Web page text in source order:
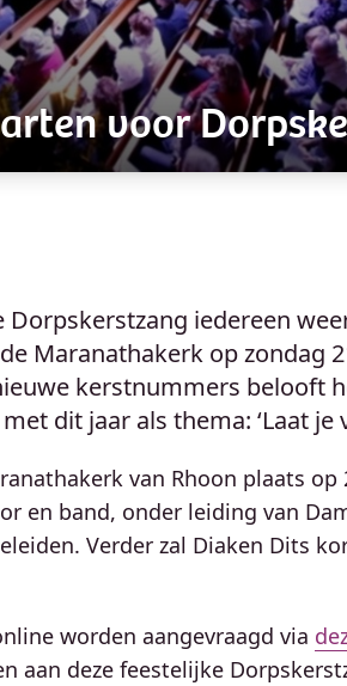
voor
iedereen
Maranathakerk op zondag
kerstnummers belooft
dit jaar als thema: ‘Laat je
van Rhoon plaats op
en band, onder leiding van
Verder zal Diaken Dits
worden aangevraagd via
aan deze feestelijke